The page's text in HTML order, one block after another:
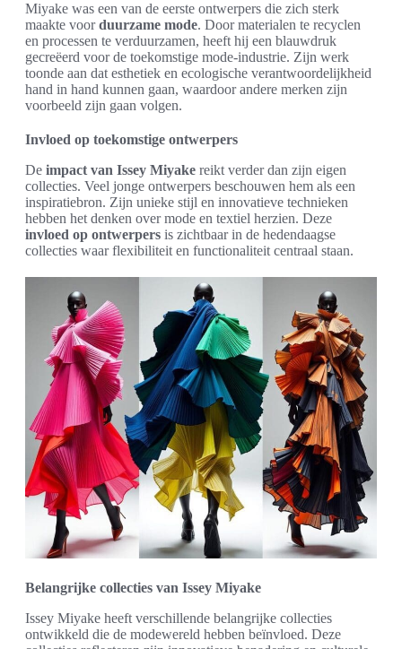
Miyake was een van de eerste ontwerpers die zich sterk
maakte voorduurzame mode. Door materialen te recyclen
en processen te verduurzamen, heeft hij een blauwdruk
gecreëerd voor de toekomstige mode-industrie. Zijn werk
toonde aan dat esthetiek en ecologische verantwoordelijkheid
hand in hand kunnen gaan, waardoor andere merken zijn
voorbeeld zijn gaan volgen.
Invloed op toekomstige ontwerpers
De impact van Issey Miyake reikt verder dan zijn eigen
collecties. Veel jonge ontwerpers beschouwen hem als een
inspiratiebron. Zijn unieke stijl en innovatieve technieken
hebben het denken over mode en textiel herzien. Deze
invloed op ontwerpers is zichtbaar in de hedendaagse
collecties waar flexibiliteit en functionaliteit centraal staan.
Belangrijke collecties van Issey Miyake
Issey Miyake heeft verschillende belangrijke collecties
ontwikkeld die de modewereld hebben beïnvloed. Deze